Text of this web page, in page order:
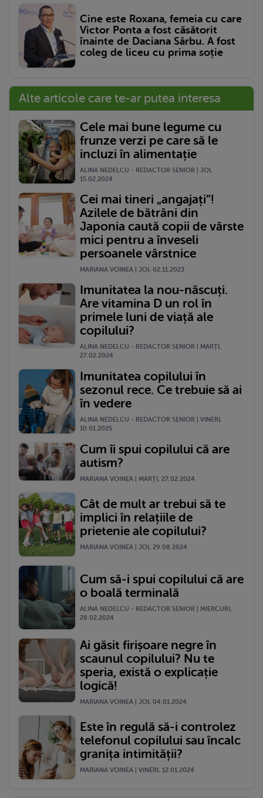
Cine este Roxana, femeia cu care
Victor Ponta a fost căsătorit
înainte de Daciana Sârbu. A fost
coleg de liceu cu prima soție
Alte articole care te-ar putea interesa
Cele mai bune legume cu
frunze verzi pe care să le
incluzi în alimentație
ALINA NEDELCU - REDACTOR SENIOR | JOI,
15.02.2024
Cei mai tineri „angajați”!
Azilele de bătrâni din
Japonia caută copii de vârste
mici pentru a înveseli
persoanele vârstnice
MARIANA VOINEA | JOI, 02.11.2023
Imunitatea la nou-născuți.
Are vitamina D un rol în
primele luni de viață ale
copilului?
ALINA NEDELCU - REDACTOR SENIOR | MARŢI,
27.02.2024
Imunitatea copilului în
sezonul rece. Ce trebuie să ai
în vedere
ALINA NEDELCU - REDACTOR SENIOR | VINERI,
10.01.2025
Cum îi spui copilului că are
autism?
MARIANA VOINEA | MARŢI, 27.02.2024
Cât de mult ar trebui să te
implici în relațiile de
prietenie ale copilului?
MARIANA VOINEA | JOI, 29.08.2024
Cum să-i spui copilului că are
o boală terminală
ALINA NEDELCU - REDACTOR SENIOR | MIERCURI,
28.02.2024
Ai găsit firișoare negre în
scaunul copilului? Nu te
speria, există o explicație
logică!
MARIANA VOINEA | JOI, 04.01.2024
Este în regulă să-i controlez
telefonul copilului sau încalc
granița intimității?
MARIANA VOINEA | VINERI, 12.01.2024